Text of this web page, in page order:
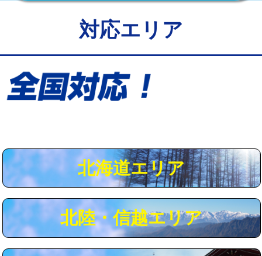
給水管工事※（保温材使用（バンド止
5,500円
給水管工事※（土の掘削・埋め戻し作
業)
用（追加）/3ｍ超え)
給水管工事※（ライニング鋼管・銅
44,000円
給水管工事※（ライニング鋼管・銅
管・ポリ管・HT管使用/3ｍ超え)
+8,800円
マス交換（土の掘削・埋め戻し作業） 11,000円~
対応エリア
北海道エリア
北陸・信越エリア